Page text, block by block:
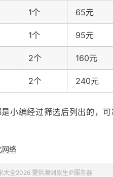
1个 65元
1个 95元
2个 160元
2个 240元
小编经过筛选后列出的，
网络
大全2026 提供澳洲原生IP服务器